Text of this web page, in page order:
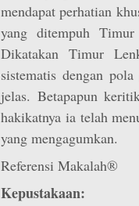
mendapat perhatian
yang ditempuh
Dikatakan Timur
sistematis dengan
jelas. Betapapun
hakikatnya ia telah
yang mengagumkan.
Referensi Makalah®
Kepustakaan: